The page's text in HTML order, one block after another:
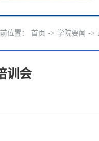
位置： 首页 -> 学院要闻 ->
训会